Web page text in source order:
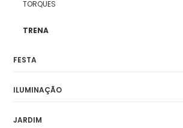
TORQUES
TRENA
FESTA
ILUMINAÇÃO
JARDIM